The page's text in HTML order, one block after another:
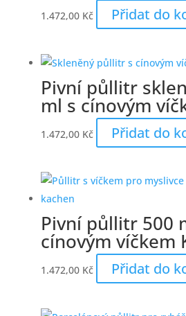
1.472,00 Kč Přidat do
Pivní půllitr
ml s cínovým
1.472,00 Kč Přidat do
Pivní půllitr 500
cínovým víčkem
1.472,00 Kč Přidat do